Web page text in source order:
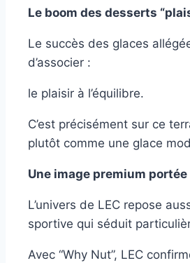
Le boom des desserts
Le succès des glaces
d’associer :
le plaisir à l’équilibre.
C’est précisément sur ce
plutôt comme une glace
Une image premium
L’univers de LEC repose
sportive qui séduit
Avec “Why Nut”, LEC